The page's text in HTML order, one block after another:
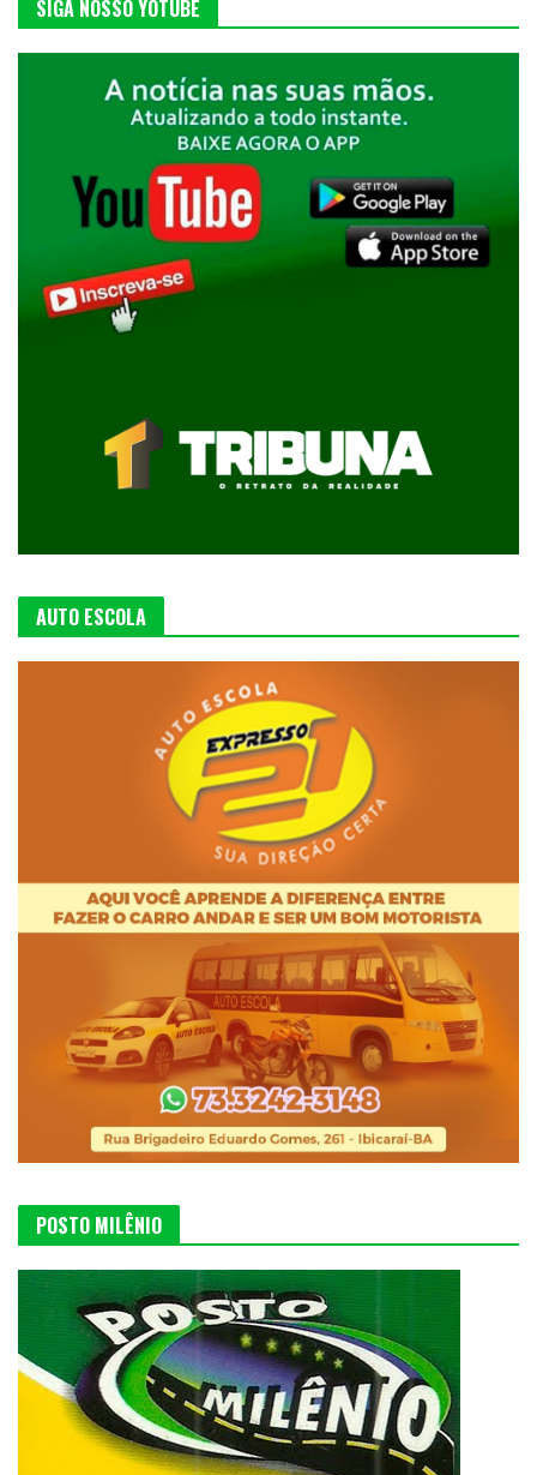
SIGA NOSSO YOTUBE
AUTO ESCOLA
POSTO MILÊNIO